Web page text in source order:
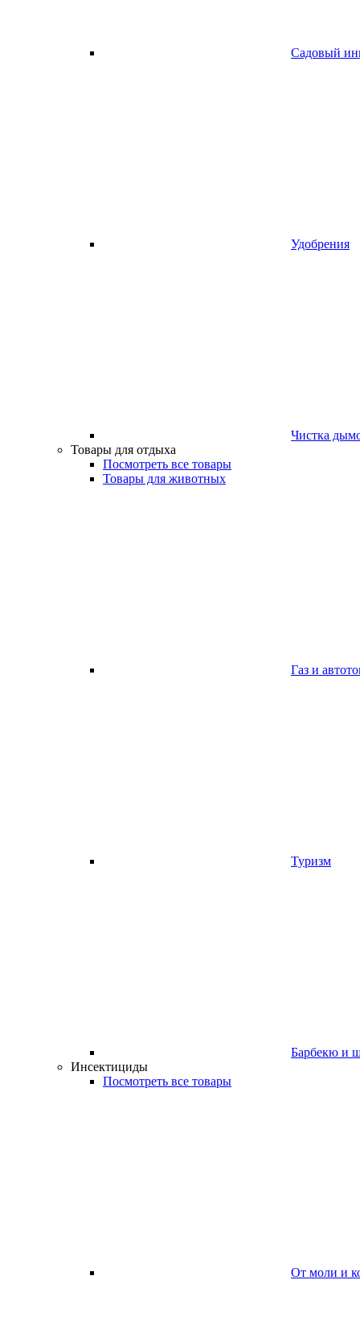
Садовый
Удобрения
Чистка
Товары для отдыха
Посмотреть все товары
Товары для животных
Газ и
Туризм
Барбекю и
Инсектициды
Посмотреть все товары
От моли и